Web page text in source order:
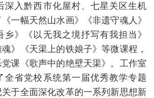
深入黔西市化屋村、七星关区生机
一幅天然山水画》《非遗守魂人》
乡》《以无我之境抒写有我担当》
魂》《天渠上的铁娘子》等微课程，
课《歌声中的绝壁天渠》。工作室
全省党校系统第一届优秀教学专题
关于全面深化改革的一系列新思想新